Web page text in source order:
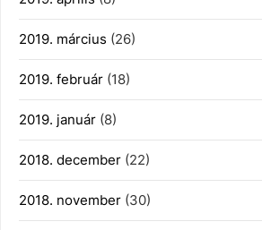
2019. március (26)
2019. február (18)
2019. január (8)
2018. december (22)
2018. november (30)